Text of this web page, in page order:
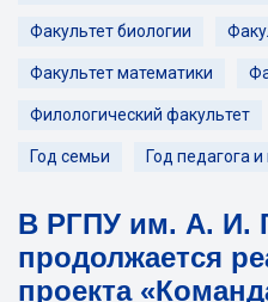
Факультет биологии
Факультет математики
Филологический факультет
Год семьи Год педагога
В РГПУ им. А. И.
продолжается
проекта